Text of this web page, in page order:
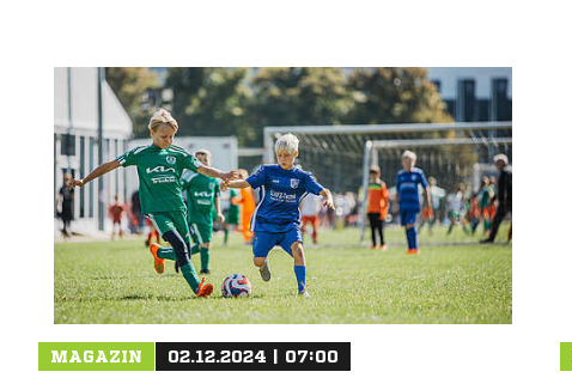
MAGAZIN 02.12.2024 | 07:00